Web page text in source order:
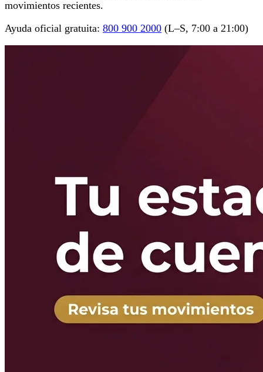
movimientos recientes.
Ayuda oficial gratuita: 800 900 2000 (L–S, 7:00 a 21:00)